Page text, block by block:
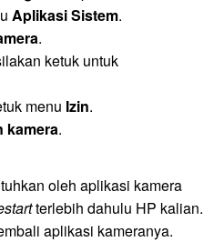
Aplikasi Sistem.
.
ketuk untuk
menu Izin.
kamera.
oleh aplikasi kamera
terlebih dahulu HP kalian.
aplikasi kameranya.